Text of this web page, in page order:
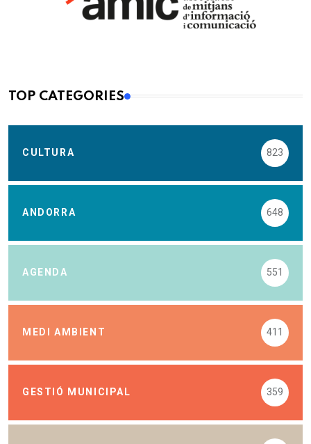
TOP CATEGORIES
CULTURA 823
ANDORRA 648
AGENDA 551
MEDI AMBIENT 411
GESTIÓ MUNICIPAL 359